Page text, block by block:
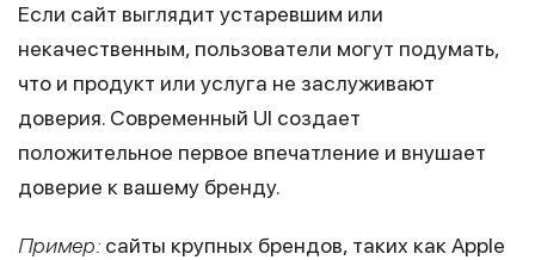
Если сайт выглядит устаревшим или
некачественным, пользователи могут подумать,
что и продукт или услуга не заслуживают
доверия. Современный UI создает
положительное первое впечатление и внушает
доверие к вашему бренду.
Пример: сайты крупных брендов, таких как Apple